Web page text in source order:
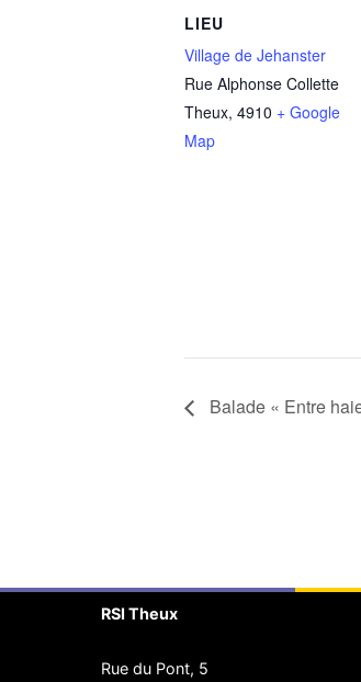
LIEU
Village de Jehanster
Rue Alphonse Collette
Theux, 4910 + Google
Map
Balade « Entre
RSI Theux
Rue du Pont, 5